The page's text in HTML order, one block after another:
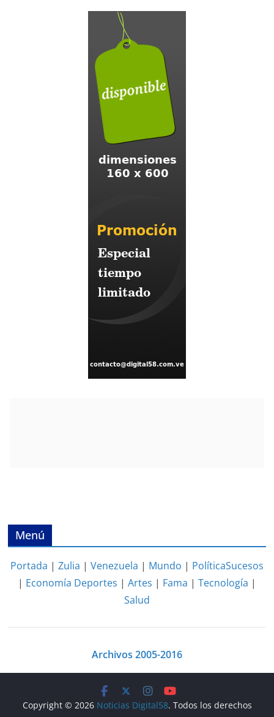
Menú
Portada | Zulia | Venezuela | Mundo | PolíticaSucesos
| Economía Deportes | Artes | Fama | Tecnología |
Salud
Archivos 2005-2016
Copyright © 2026 Noticias Digital58. Todos los derechos